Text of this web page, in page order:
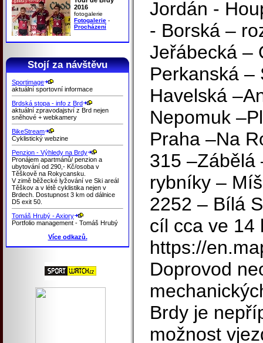
2016
fotogalerie
Fotogalerie -
Procházení
Stojí za návštěvu
Sportimage
aktuální sportovní informace
Brdská stopa - info z Brd
aktuální zpravodajství z Brd nejen
sněhové + webkamery
BikeStream
Cyklistický webzine
Penzion - Výhledy na Brdy
Pronájem apartmánů/ penzion a
ubytování od 290,- Kč/osoba v
Těškově na Rokycansku.
V zimě běžecké lyžování ve Ski areál
Těškov a v létě cyklistika nejen v
Brdech. Dostupnost 3 km od dálnice
D5 exit 50.
Tomáš Hrubý - Axiory
Portfolio management - Tomáš Hrubý
Více odkazů.
Jordán -
- Borská –
Jeřábecká –
Perkanská –
Havelská
Nepomuk
Praha –Na
315
rybníky –
2252 – Bílá
cíl cca ve 14
https://
Doprovod
Brdy je
možnost